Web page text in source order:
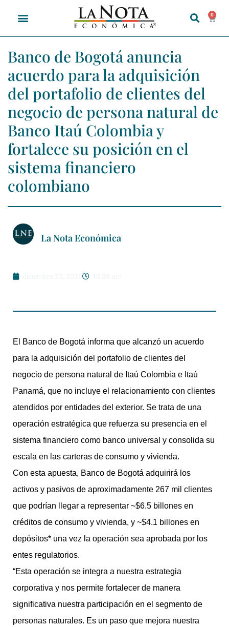
0
Banco de Bogotá anuncia
acuerdo para la adquisición
del portafolio de clientes del
negocio de persona natural de
Banco Itaú Colombia y
fortalece su posición en el
sistema financiero
colombiano
La Nota Económica
El Banco de Bogotá informa que alcanzó un acuerdo
para la adquisición del portafolio de clientes del
negocio de persona natural de Itaú Colombia e Itaú
Panamá, que no incluye el relacionamiento con clientes
atendidos por entidades del exterior. Se trata de una
operación estratégica que refuerza su presencia en el
sistema financiero como banco universal y consolida su
escala en las carteras de consumo y vivienda.
Con esta apuesta, Banco de Bogotá adquirirá los
activos y pasivos de aproximadamente 267 mil clientes
que podrían llegar a representar ~$6.5 billones en
créditos de consumo y vivienda, y ~$4.1 billones en
depósitos* una vez la operación sea aprobada por los
entes regulatorios.
“Esta operación se integra a nuestra estrategia
corporativa y nos permite fortalecer de manera
significativa nuestra participación en el segmento de
personas naturales. Es un paso que mejora nuestra